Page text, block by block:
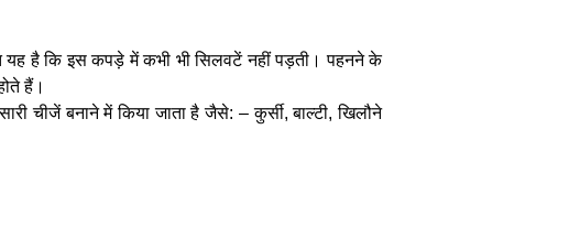
है कि इस कपड़े में कभी भी सिलवटें नहीं पड़ती। पहनने के
हैं।
चीजें बनाने में किया जाता है जैसे: – कुर्सी, बाल्टी, खिलौने